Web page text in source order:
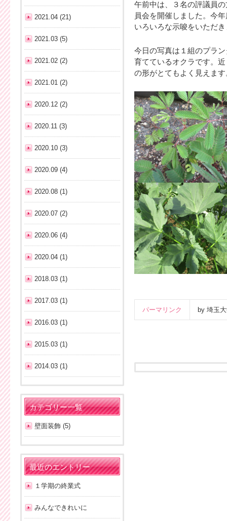
午前中は、３名の評議員
員会を開催しました。今
いろいろな示唆をいただ
今日の写真は１組のプラ
育てているオクラです。
の形がとてもよく見えます
パーマリンク by 埼玉
2021.04 (21)
2021.03 (5)
2021.02 (2)
2021.01 (2)
2020.12 (2)
2020.11 (3)
2020.10 (3)
2020.09 (4)
2020.08 (1)
2020.07 (2)
2020.06 (4)
2020.04 (1)
2018.03 (1)
2017.03 (1)
2016.03 (1)
2015.03 (1)
2014.03 (1)
カテゴリー一覧
壁面装飾 (5)
最近のエントリー
１学期の終業式
みんなできれいに